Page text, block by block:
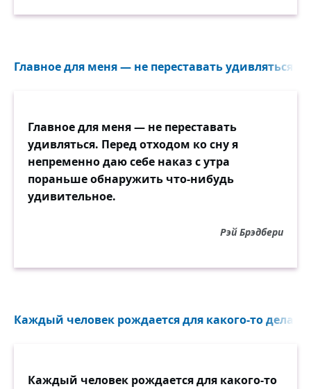
Главное для меня — не переставать удивляться...
Главное для меня — не переставать
удивляться. Перед отходом ко сну я
непременно даю себе наказ с утра
пораньше обнаружить что-нибудь
удивительное.
Рэй Брэдбери
Каждый человек рождается для какого-то дела.
Каждый человек рождается для какого-то